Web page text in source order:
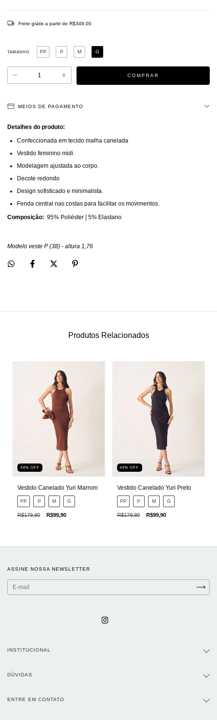
Frete grátis a partir de R$349,00
TAMANHO PP P M G
MEIOS DE PAGAMENTO
Detalhes do produto:
Confeccionada em tecido malha canelada
Vestido feminino midi.
Modelagem ajustada ao corpo.
Decote redondo
Design sofisticado e minimalista.
Fenda central nas costas para facilitar os movimentos.
Composição: 95% Poliéster | 5% Elastano
Modelo veste P (38) - altura 1,76
Produtos Relacionados
44% OFF
Vestido Canelado Yuri Marrom
PP P M G
R$179,90 R$99,90
44%OFF
Vestido Canelado Yuri Preto
PP P M G
R$179,90 R$99,90
ASSINE NOSSA NEWSLETTER
INSTITUCIONAL
DÚVIDAS
ENTRE EM CONTATO